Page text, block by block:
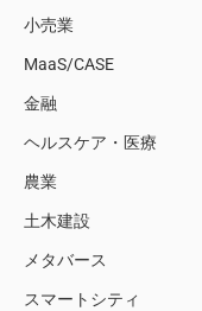
小売業
MaaS/CASE
金融
ヘルスケア・医療
農業
土木建設
メタバース
スマートシティ